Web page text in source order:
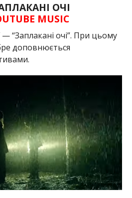
ОЧІ
MUSIC
“Заплакані очі”. При цьому
доповнюється